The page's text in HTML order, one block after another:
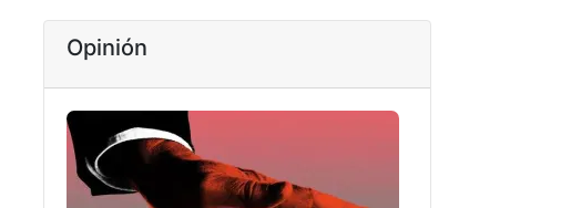
Opinión